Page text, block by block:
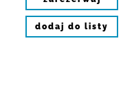
dodaj do listy